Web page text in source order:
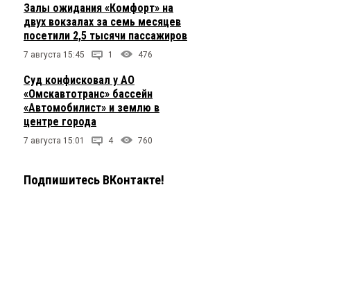
Залы ожидания «Комфорт» на
двух вокзалах за семь месяцев
посетили 2,5 тысячи пассажиров
7 августа 15:45 1 476
Суд конфисковал у АО
«Омскавтотранс» бассейн
«Автомобилист» и землю в
центре города
7 августа 15:01 4 760
Подпишитесь ВКонтакте!